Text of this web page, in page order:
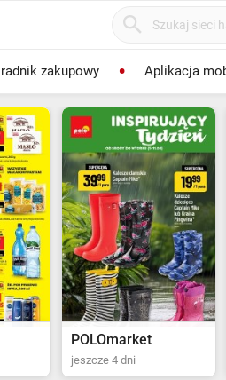
zakupowy Aplikacja
POLOmarket
jeszcze 4 dni